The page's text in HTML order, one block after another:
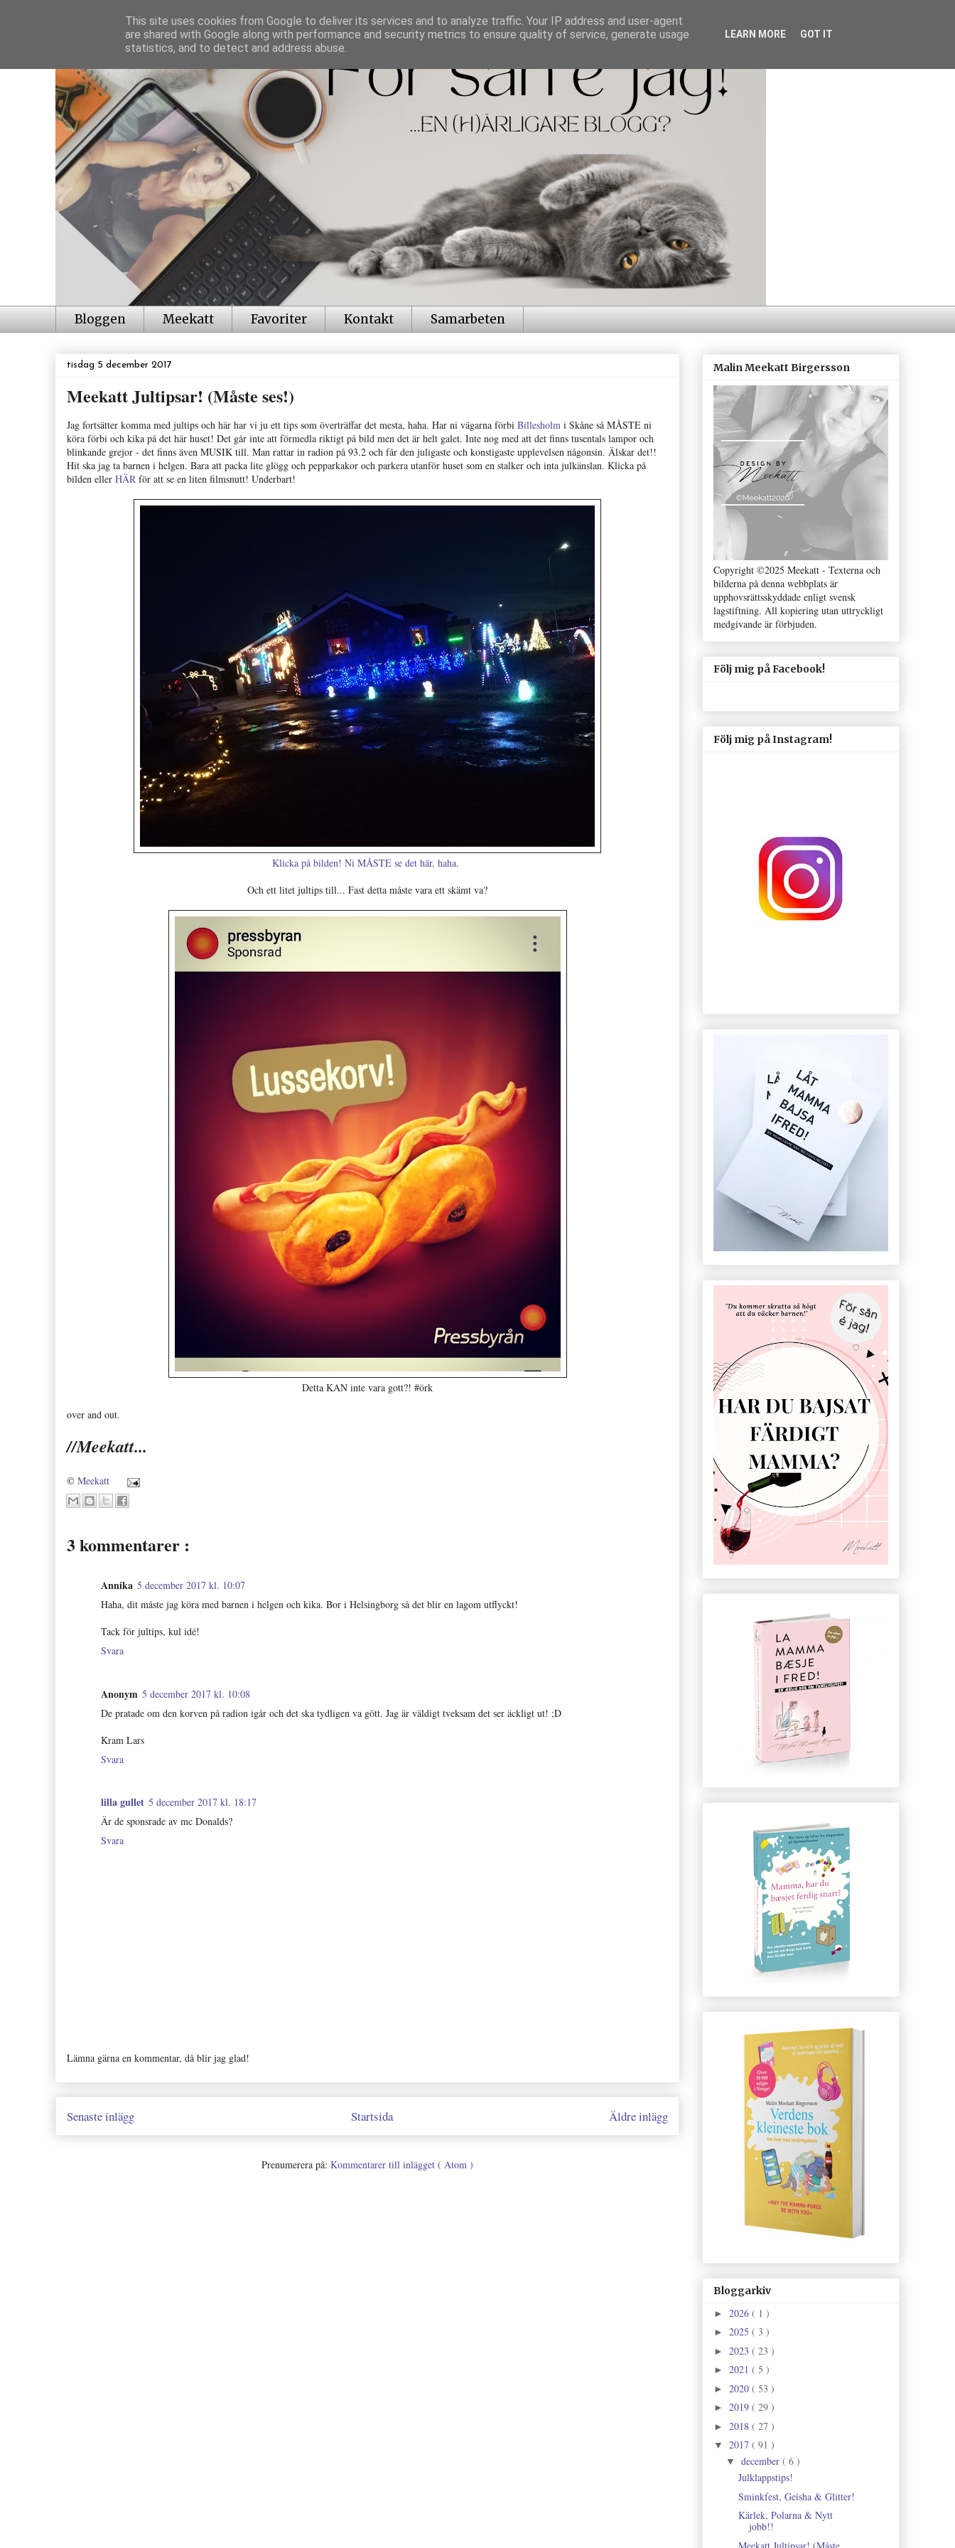
Bloggen Meekatt Favoriter Kontakt Samarbeten
tisdag 5 december 2017
Meekatt Jultipsar! (Måste ses!)
Jag fortsätter komma med jultips och här har vi ju ett tips som överträffar det mesta, haha. Har ni vägarna förbi Billesholm i Skåne så MÅSTE ni
köra förbi och kika på det här huset! Det går inte att förmedla riktigt på bild men det är helt galet. Inte nog med att det finns tusentals lampor och
blinkande grejor - det finns även MUSIK till. Man rattar in radion på 93.2 och får den juligaste och konstigaste upplevelsen någonsin. Älskar det!!
Hit ska jag ta barnen i helgen. Bara att packa lite glögg och pepparkakor och parkera utanför huset som en stalker och inta julkänslan. Klicka på
bilden eller HÄR för att se en liten filmsnutt! Underbart!
Klicka på bilden! Ni MÅSTE se det här, haha.
Och ett litet jultips till... Fast detta måste vara ett skämt va?
Detta KAN inte vara gott?! #örk
over and out.
//Meekatt...
© Meekatt
3 kommentarer :
Annika 5 december 2017 kl. 10:07
Haha, dit måste jag köra med barnen i helgen och kika. Bor i Helsingborg så det blir en lagom utflyckt!
Tack för jultips, kul idé!
Svara
Anonym 5 december 2017 kl. 10:08
De pratade om den korven på radion igår och det ska tydligen va gött. Jag är väldigt tveksam det ser äckligt ut! ;D
Kram Lars
Svara
lilla gullet 5 december 2017 kl. 18:17
Är de sponsrade av mc Donalds?
Svara
Lämna gärna en kommentar, då blir jag glad!
Senaste inlägg Äldre inlägg
Startsida
Prenumerera på: Kommentarer till inlägget ( Atom )
Malin Meekatt Birgersson
Copyright ©2025 Meekatt - Texterna och
bilderna på denna webbplats är
upphovsrättsskyddade enligt svensk
lagstiftning. All kopiering utan uttryckligt
medgivande är förbjuden.
Följ mig på Facebook!
Följ mig på Instagram!
Bloggarkiv
► 2026 ( 1 )
► 2025 ( 3 )
► 2023 ( 23 )
► 2021 ( 5 )
► 2020 ( 53 )
► 2019 ( 29 )
► 2018 ( 27 )
▼ 2017 ( 91 )
▼ december ( 6 )
Julklappstips!
Sminkfest, Geisha & Glitter!
Kärlek, Polarna & Nytt
jobb!!
This site uses cookies from Google to deliver its services and to analyze traffic. Your IP address and user-agent
are shared with Google along with performance and security metrics to ensure quality of service, generate usage
statistics, and to detect and address abuse.
LEARN MORE GOT IT